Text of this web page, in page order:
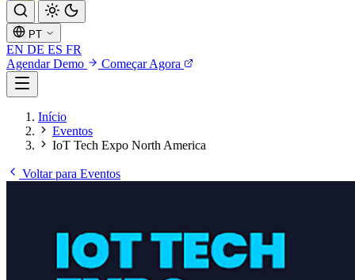
PT
EN DE ES FR
Agendar Demo
Começar Agora
Início
Eventos
IoT Tech Expo North America
Voltar para Eventos